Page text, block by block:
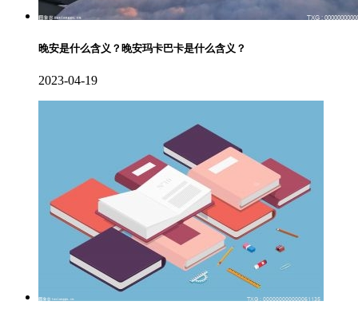
晚安是什么含义？晚安玛卡巴卡是什么含义？
2023-04-19